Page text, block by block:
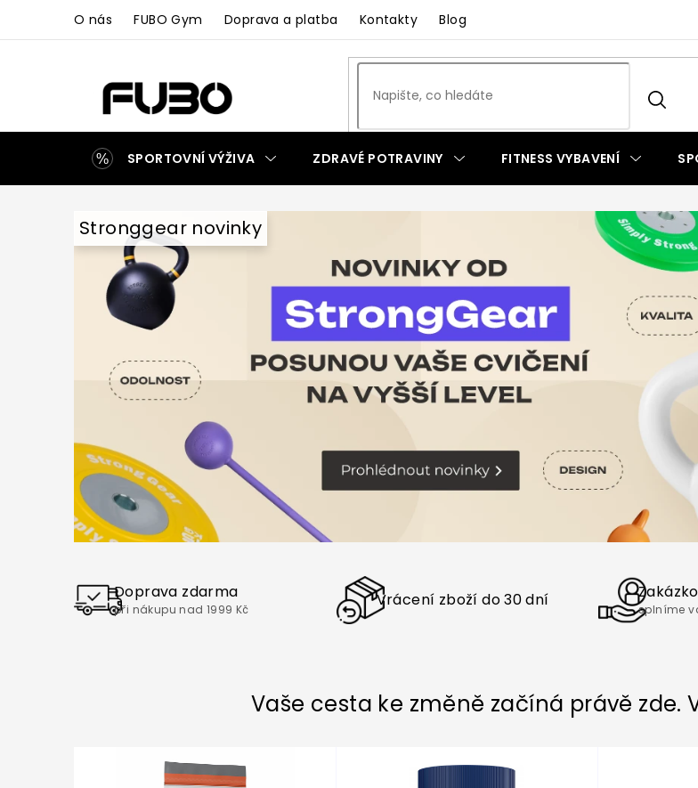
obsah
O nás FUBO Gym Doprava a platba Kontakty Blog
SPORTOVNÍ VÝŽIVA ZDRAVÉ POTRAVINY FITNESS VYBAVENÍ
Stronggear novinky
Doprava zdarma
při nákupu nad 1999 Kč Vrácení zboží do 30 dní splníme
Vaše cesta ke změně začíná právě zde.